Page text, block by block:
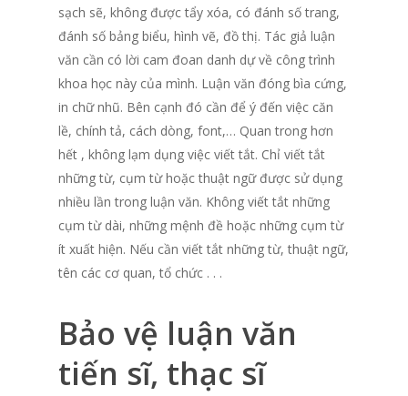
sạch sẽ, không được tẩy xóa, có đánh số trang,
đánh số bảng biểu, hình vẽ, đồ thị. Tác giả luận
văn cần có lời cam đoan danh dự về công trình
khoa học này của mình. Luận văn đóng bìa cứng,
in chữ nhũ. Bên cạnh đó cần để ý đến việc căn
lề, chính tả, cách dòng, font,… Quan trong hơn
hết , không lạm dụng việc viết tắt. Chỉ viết tắt
những từ, cụm từ hoặc thuật ngữ được sử dụng
nhiều lần trong luận văn. Không viết tắt những
cụm từ dài, những mệnh đề hoặc những cụm từ
ít xuất hiện. Nếu cần viết tắt những từ, thuật ngữ,
tên các cơ quan, tổ chức . . .
Bảo vệ luận văn
tiến sĩ, thạc sĩ